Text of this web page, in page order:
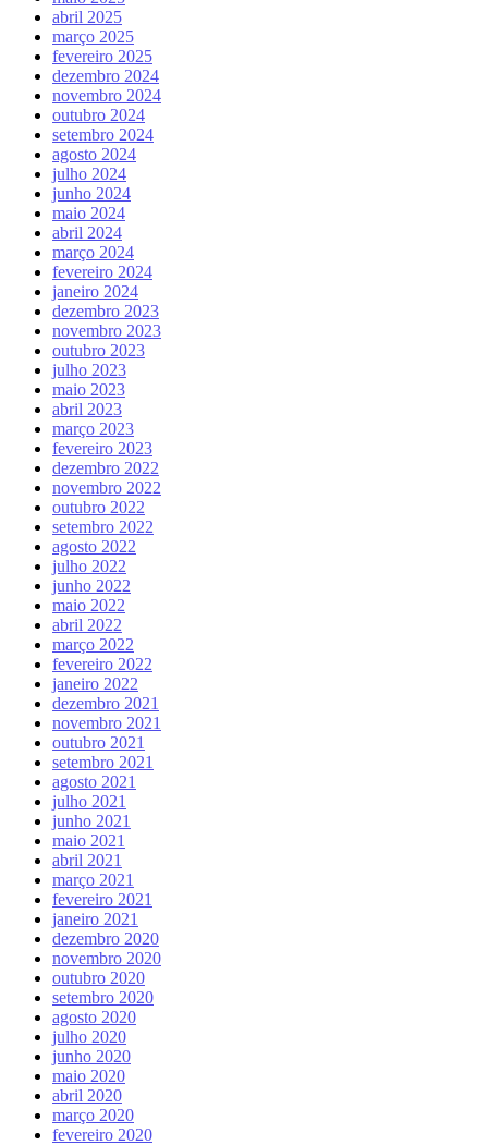
abril 2025
março 2025
fevereiro 2025
dezembro 2024
novembro 2024
outubro 2024
setembro 2024
agosto 2024
julho 2024
junho 2024
maio 2024
abril 2024
março 2024
fevereiro 2024
janeiro 2024
dezembro 2023
novembro 2023
outubro 2023
julho 2023
maio 2023
abril 2023
março 2023
fevereiro 2023
dezembro 2022
novembro 2022
outubro 2022
setembro 2022
agosto 2022
julho 2022
junho 2022
maio 2022
abril 2022
março 2022
fevereiro 2022
janeiro 2022
dezembro 2021
novembro 2021
outubro 2021
setembro 2021
agosto 2021
julho 2021
junho 2021
maio 2021
abril 2021
março 2021
fevereiro 2021
janeiro 2021
dezembro 2020
novembro 2020
outubro 2020
setembro 2020
agosto 2020
julho 2020
junho 2020
maio 2020
abril 2020
março 2020
fevereiro 2020